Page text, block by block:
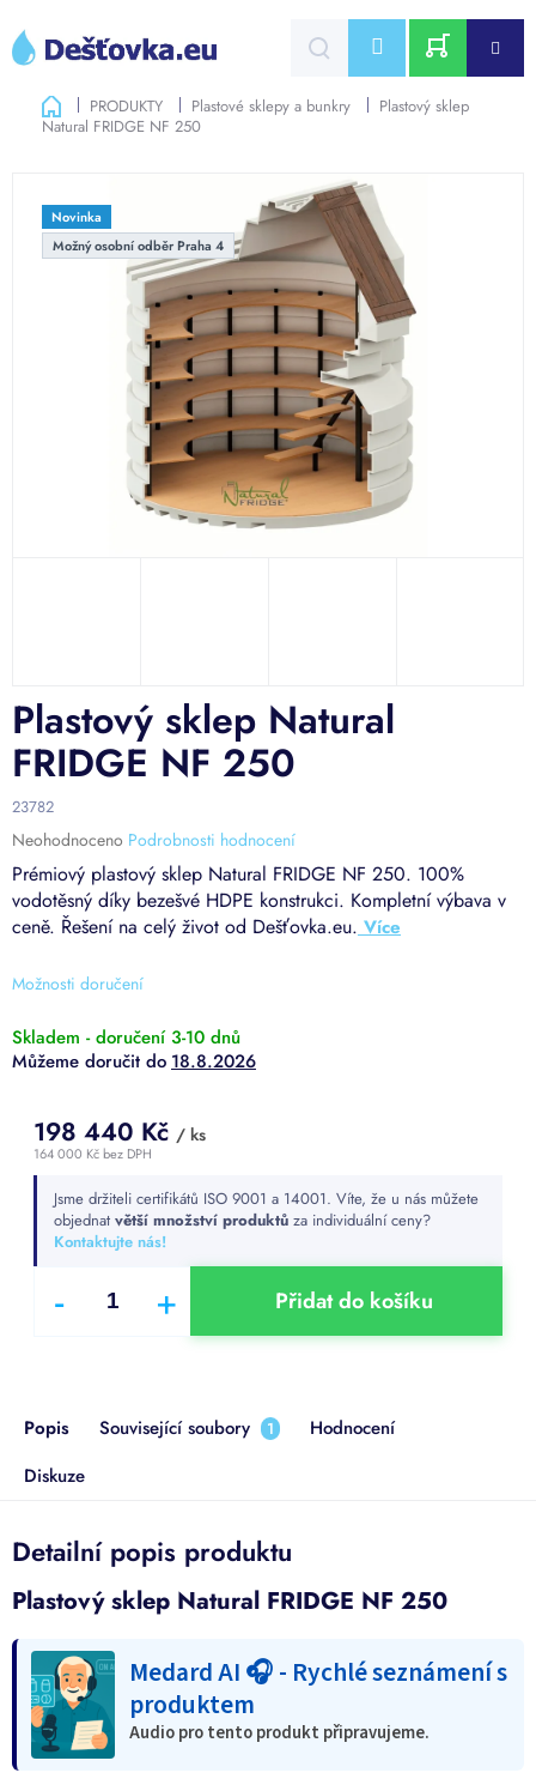
obsah
CZK
NÁKUPNÍ
DomůPRODUKTY Plastové sklepy a bunkry
Plastový sklep
Natural FRIDGE NF 250
Novinka
Možný osobní odběr Praha 4
Možnosti doručení
Prémiový plastový sklep Natural FRIDGE NF 250. 100%
vodotěsný díky bezešvé HDPE konstrukci. Kompletní výbava v
ceně. Řešení na celý život od Dešťovka.eu.
Plastový sklep Natural
FRIDGE NF 250
23782
Průměrné
hodnocení
produktu
je
0,0
5
hvězdiček.
Neohodnoceno Podrobnosti hodnocení
Skladem - doručení 3-10 dnů
18.8.2026
198 440 Kč / ks
164 000 Kč bez DPH
cena:Jsme držiteli certifikátů ISO 9001 a 14001. Víte, že u nás můžete
objednat větší množství produktů za individuální ceny?
Kontaktujte nás!
Přidat do košíku
Popis Související soubory 1
Hodnocení
Diskuze
Detailní popis produktu
Plastový sklep Natural FRIDGE NF 250
Medard AI 🎧 - Rychlé seznámení s
produktem
Audio pro tento produkt připravujeme.